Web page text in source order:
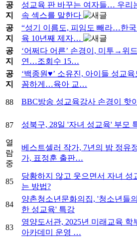
공
지
성교육 판 바꾸는 여자들… 우리
속 섹스를 말한다
공
지
“성기 이름도, 피임도 빼라…한국
육 10년째 제자…
공
지
‘어쩌다 어른’ 손경이, 미투→위
연…조회수 15…
공
지
‘백종원♥’ 소유진, 아이들 성교육
꼼하게…육아 교…
88 BBC방송 성교육강사 손경이 핫
87 성북구, 28일 '자녀 성교육' 부모
열
람
중
베스트셀러 작가, 7년의 밤 정유
가, 표정훈 출판…
85
당황하지 않고 웃으면서 자녀 성
는 방법?
84
양촌청소년문화의집, '청소년들
한 성교육' 특강
83
영양도서관, 2025년 미래교육 학
아카데미 운영 …